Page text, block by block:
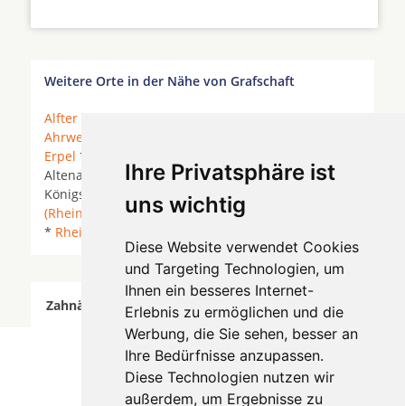
Ihre Privatsphäre ist
uns wichtig
Diese Website verwendet Cookies
und Targeting Technologien, um
Ihnen ein besseres Internet-
Erlebnis zu ermöglichen und die
Werbung, die Sie sehen, besser an
Ihre Bedürfnisse anzupassen.
Diese Technologien nutzen wir
außerdem, um Ergebnisse zu
Weitere Orte in der Nähe von Grafschaft
Alfter
Ahrweiler
Erpel *
Altenahr * Kasbach-Ohlenberg * Kesseling *
Königsfeld (Eifel) * Mayschoß *
(Rheinland)
*Niederzissen*Remagen
* Rheinbreitbach
Zahnärzte für Zahnimplantete in Grafschaft wurde
am 07 August 2026 aktualisiert.